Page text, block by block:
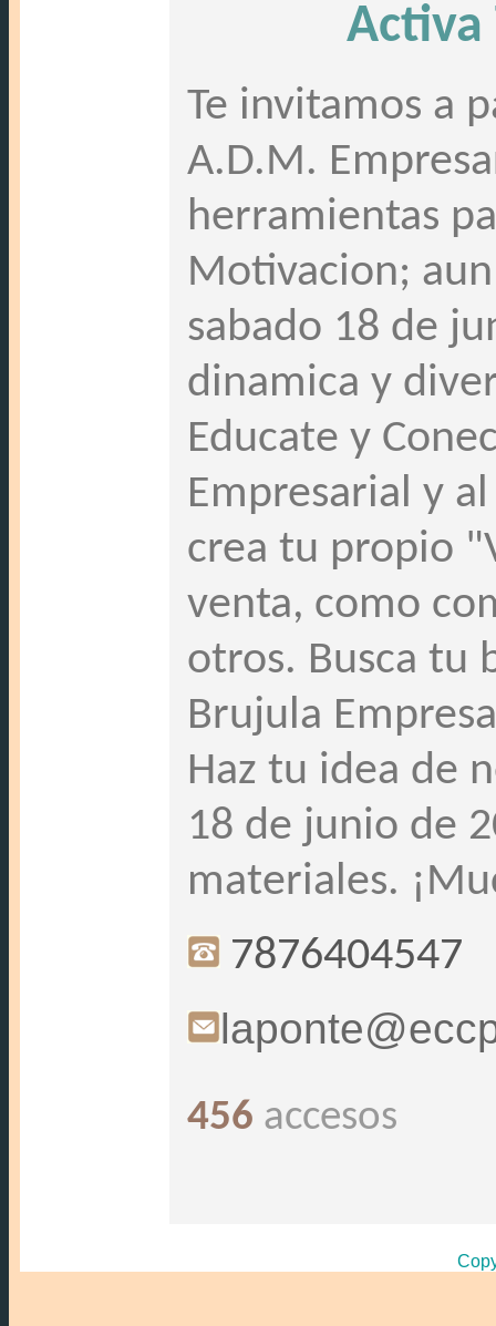
Activa
Te invitamos a
A.D.M.
herramientas
Motivacion;
sabado 18 de
dinamica y
Educate y
Empresarial y
crea tu propio
venta, como
otros. Busca tu
Brujula
Haz tu idea de
18 de junio de
materiales.
7876404547
456 accesos